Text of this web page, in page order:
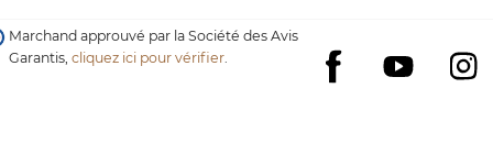
Facebook
YouTube
Marchand approuvé par la Société des Avis
Garantis,cliquez ici pour vérifier.